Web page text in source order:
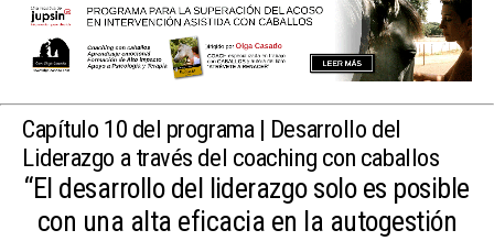
Capítulo 10 del programa | Desarrollo del
Liderazgo a través del coaching con caballos
“El desarrollo del liderazgo solo es posible
con una alta eficacia en la autogestión